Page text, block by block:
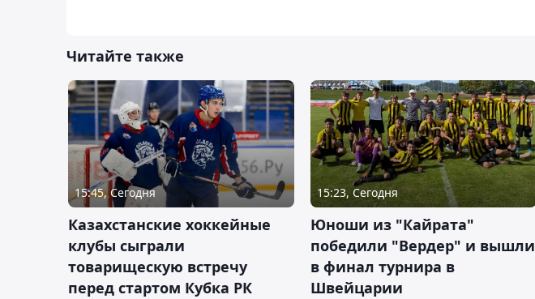
Читайте также
15:45, Сегодня
Казахстанские хоккейные
клубы сыграли
товарищескую встречу
перед стартом Кубка РК
15:23, Сегодня
Юноши из "Кайрата"
победили "Вердер" и вышли
в финал турнира в
Швейцарии